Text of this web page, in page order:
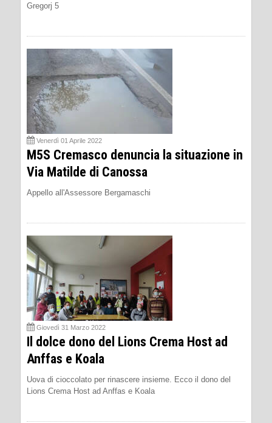
Gregorj 5
Venerdì 01 Aprile 2022
M5S Cremasco denuncia la situazione in
Via Matilde di Canossa
Appello all'Assessore Bergamaschi
Giovedì 31 Marzo 2022
Il dolce dono del Lions Crema Host ad
Anffas e Koala
Uova di cioccolato per rinascere insieme. Ecco il dono del
Lions Crema Host ad Anffas e Koala